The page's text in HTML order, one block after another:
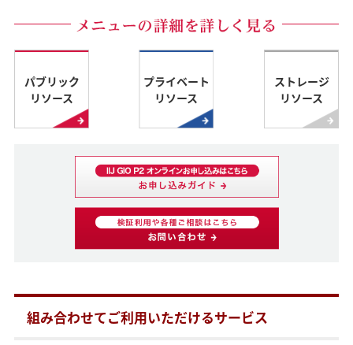
パブリック
リソース
プライベート
リソース
ストレージ
リソース
組み合わせてご利用いただけるサービス